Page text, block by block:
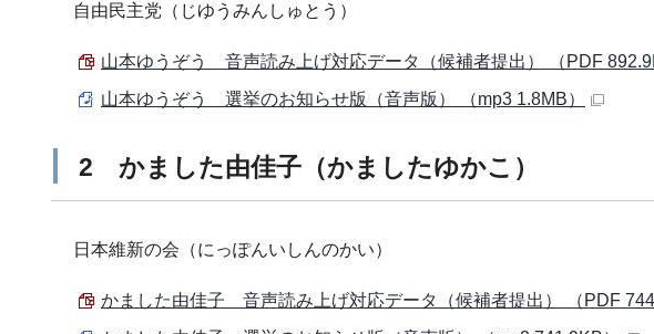
自由民主党（じゆうみんしゅとう）
山本ゆうぞう 音声読み上げ対応データ（候補者提出） （PDF
山本ゆうぞう 選挙のお知らせ版（音声版） （mp3 1.8MB）
2 かました由佳子（かましたゆかこ）
日本維新の会（にっぽんいしんのかい）
かました由佳子 音声読み上げ対応データ（候補者提出） （PDF